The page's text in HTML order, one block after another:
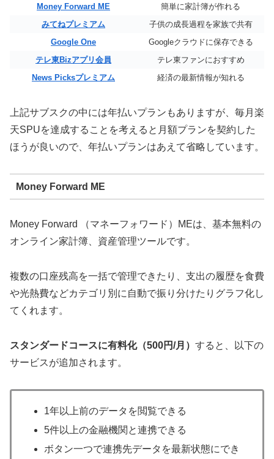
Money Forward ME
簡単に家計簿が作れる
みてねプレミアム
子供の成長過程を家族で共有
Google One
Googleクラウドに保存できる
テレ東Bizアプリ会員
テレ東ファンにおすすめ
News Picksプレミアム
経済の最新情報が知れる
上記サブスクの中には年払いプランもありますが、毎月楽
天SPUを達成することを考えると月額プランを契約した
ほうが良いので、年払いプランはあえて省略しています。
Money Forward ME
Money Forward （マネーフォワード）MEは、基本無料の
オンライン家計簿、資産管理ツールです。
複数の口座残高を一括で管理できたり、支出の履歴を食費
や光熱費などカテゴリ別に自動で振り分けたりグラフ化し
てくれます。
スタンダードコースに有料化（500円/月） すると、以下の
サービスが追加されます。
1年以上前のデータを閲覧できる
5件以上の金融機関と連携できる
ボタン一つで連携先データを最新状態にでき